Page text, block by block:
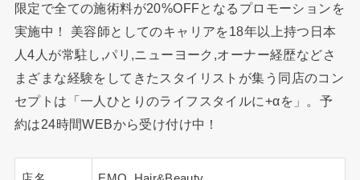
限定で全ての施術料が20%OFFとなるプロモーションを
実施中！ 美容師としてのキャリアを18年以上持つ日本
人4人が常駐し,パリ,ニューヨーク,オーナー経歴などさ
まざまな経験をしてきたスタイリストが集う同店のコン
セプトは「一人ひとりのライフスタイルに+αを」。予
約は24時間WEBから受け付け中！